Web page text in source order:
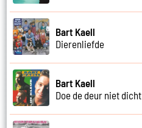
Bart Kaell
Dierenliefde
Bart Kaell
Doe de deur niet dicht